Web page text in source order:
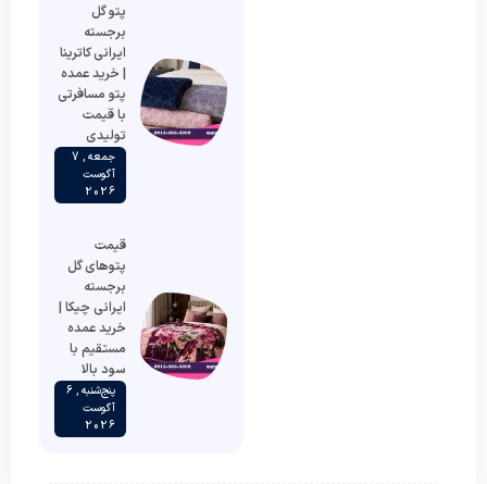
پتو گل
برجسته
ایرانی کاترینا
| خرید عمده
پتو مسافرتی
با قیمت
تولیدی
جمعه , 7
آگوست
2026
قیمت
پتوهای گل
برجسته
ایرانی چیکا |
خرید عمده
مستقیم با
سود بالا
پنج‌شنبه , 6
آگوست
2026